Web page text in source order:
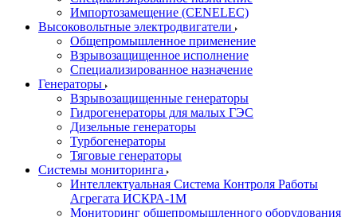
Импортозамещение (CENELEC)
Высоковольтные электродвигатели
Общепромышленное применение
Взрывозащищенное исполнение
Специализированное назначение
Генераторы
Взрывозащищенные генераторы
Гидрогенераторы для малых ГЭС
Дизельные генераторы
Турбогенераторы
Тяговые генераторы
Системы мониторинга
Интеллектуальная Система Контроля Работы
Агрегата ИСКРА-1М
Мониторинг общепромышленного оборудования